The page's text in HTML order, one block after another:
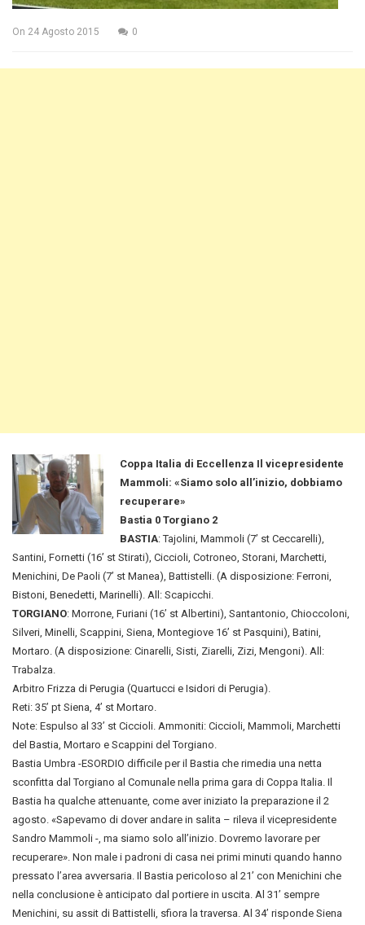
On 24 Agosto 2015 0
Coppa Italia di Eccellenza Il vicepresidente
Mammoli: «Siamo solo all’inizio, dobbiamo
recuperare»
Bastia 0 Torgiano 2
BASTIA: Tajolini, Mammoli (7’ st Ceccarelli),
Santini, Fornetti (16’ st Stirati), Ciccioli, Cotroneo, Storani, Marchetti,
Menichini, De Paoli (7’ st Manea), Battistelli. (A disposizione: Ferroni,
Bistoni, Benedetti, Marinelli). All: Scapicchi.
TORGIANO: Morrone, Furiani (16’ st Albertini), Santantonio, Chioccoloni,
Silveri, Minelli, Scappini, Siena, Montegiove 16’ st Pasquini), Batini,
Mortaro. (A disposizione: Cinarelli, Sisti, Ziarelli, Zizi, Mengoni). All:
Trabalza.
Arbitro Frizza di Perugia (Quartucci e Isidori di Perugia).
Reti: 35’ pt Siena, 4’ st Mortaro.
Note: Espulso al 33’ st Ciccioli. Ammoniti: Ciccioli, Mammoli, Marchetti
del Bastia, Mortaro e Scappini del Torgiano.
Bastia Umbra -ESORDIO difficile per il Bastia che rimedia una netta
sconfitta dal Torgiano al Comunale nella prima gara di Coppa Italia. Il
Bastia ha qualche attenuante, come aver iniziato la preparazione il 2
agosto. «Sapevamo di dover andare in salita – rileva il vicepresidente
Sandro Mammoli -, ma siamo solo all’inizio. Dovremo lavorare per
recuperare». Non male i padroni di casa nei primi minuti quando hanno
pressato l’area avversaria. Il Bastia pericoloso al 21’ con Menichini che
nella conclusione è anticipato dal portiere in uscita. Al 31’ sempre
Menichini, su assit di Battistelli, sfiora la traversa. Al 34’ risponde Siena